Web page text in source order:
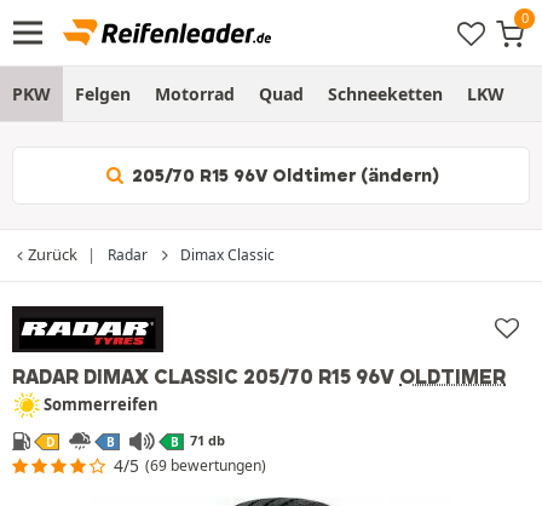
PKW Felgen Motorrad Quad Schneeketten LKW
205/70 R15 96V Oldtimer (ändern)
Zurück Radar Dimax Classic
RADAR DIMAX CLASSIC 205/70 R15 96V OLDTIMER
Sommerreifen
D B B 71 db
4/5 (69 bewertungen)